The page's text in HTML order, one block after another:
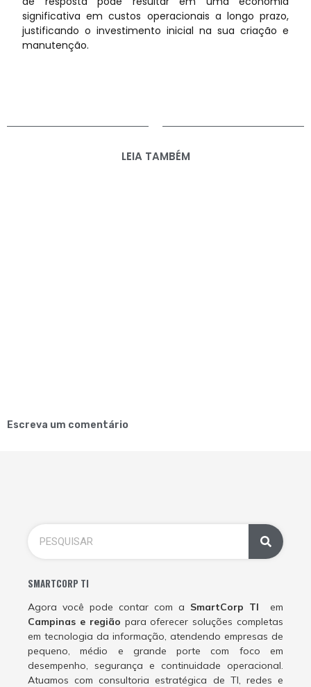
significativa em custos operacionais a longo prazo,
justificando o investimento inicial na sua criação e
manutenção.
LEIA TAMBÉM
Escreva um comentário
SMARTCORP TI
Agora você pode contar com a SmartCorp TI em
Campinas e região para oferecer soluções completas
em tecnologia da informação, atendendo empresas de
pequeno, médio e grande porte com foco em
desempenho, segurança e continuidade operacional.
Atuamos com consultoria estratégica de TI, redes e